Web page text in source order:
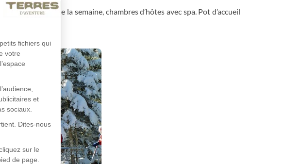
fichiers qui
votre
et
sociaux.
Dites-nous
sur le
de page.
pour toute la semaine, chambres d’hôtes avec spa. Pot d’accueil